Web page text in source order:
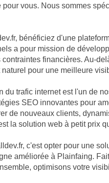
vous. Nous sommes
bénéficiez d'une
a pour mission de
contraintes financières. Au-
naturel pour une meilleure
du trafic internet est l'un de
SEO innovantes pour
de nouveaux clients,
la solution web à petit prix
c'est opter pour une
améliorée à Plainfaing.
optimisons votre